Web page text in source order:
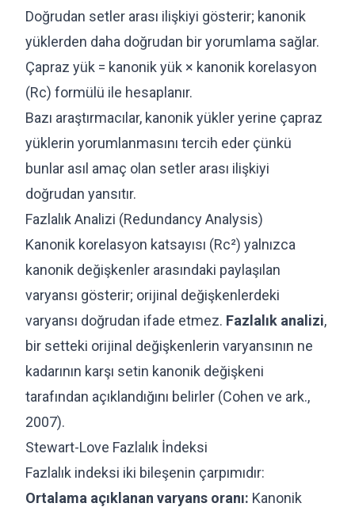
Doğrudan setler arası ilişkiyi gösterir; kanonik
yüklerden daha doğrudan bir yorumlama sağlar.
Çapraz yük = kanonik yük × kanonik korelasyon
(Rc) formülü ile hesaplanır.
Bazı araştırmacılar, kanonik yükler yerine çapraz
yüklerin yorumlanmasını tercih eder çünkü
bunlar asıl amaç olan setler arası ilişkiyi
doğrudan yansıtır.
Fazlalık Analizi (Redundancy Analysis)
Kanonik korelasyon katsayısı (Rc²) yalnızca
kanonik değişkenler arasındaki paylaşılan
varyansı gösterir; orijinal değişkenlerdeki
varyansı doğrudan ifade etmez. Fazlalık analizi,
bir setteki orijinal değişkenlerin varyansının ne
kadarının karşı setin kanonik değişkeni
tarafından açıklandığını belirler (Cohen ve ark.,
2007).
Stewart-Love Fazlalık İndeksi
Fazlalık indeksi iki bileşenin çarpımıdır:
Ortalama açıklanan varyans oranı: Kanonik